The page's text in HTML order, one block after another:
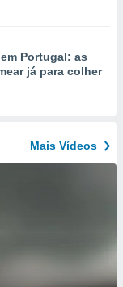
Portugal: as
já para colher
Mais Vídeos